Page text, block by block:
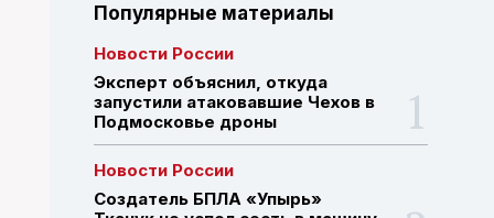
Популярные материалы
Новости России
Эксперт объяснил, откуда
запустили атаковавшие Чехов в
Подмосковье дроны
Новости России
Создатель БПЛА «Упырь»